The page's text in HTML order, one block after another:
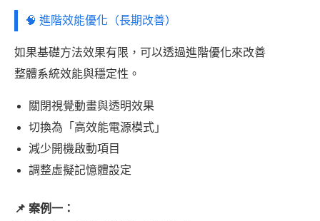
🧠 進階效能優化（長期改善）
如果基礎方法效果有限，可以透過進階優化來改善
整體系統效能與穩定性。
關閉視覺動畫與透明效果
切換為「高效能電源模式」
減少開機啟動項目
調整虛擬記憶體設定
📌 案例一：